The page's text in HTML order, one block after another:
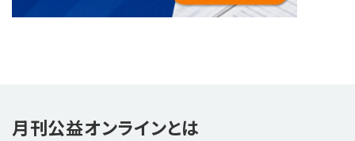
月刊公益オンラインとは